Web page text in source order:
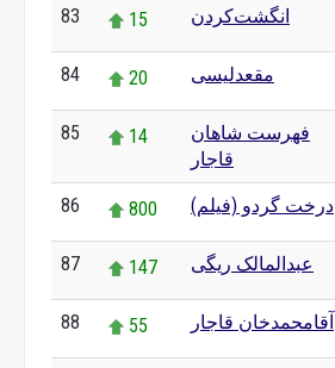
83 15 انگشت‌کردن
84 20 مقعدلیسی
85 14
فهرست شاهان
قاجار
86 800 درخت گردو (فیلم)
87 147 عبدالمالک ریگی
88 55 آقامحمدخان قاجار